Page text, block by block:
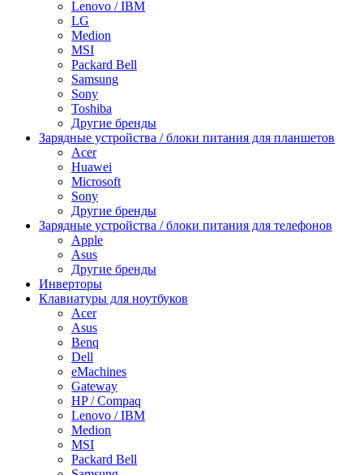
Lenovo / IBM
LG
Medion
MSI
Packard Bell
Samsung
Sony
Toshiba
Другие бренды
Зарядные устройства / блоки питания для планшетов
Acer
Huawei
Microsoft
Sony
Другие бренды
Зарядные устройства / блоки питания для телефонов
Apple
Asus
Другие бренды
Инверторы
Клавиатуры для ноутбуков
Acer
Asus
Benq
Dell
eMachines
Gateway
HP / Compaq
Lenovo / IBM
Medion
MSI
Packard Bell